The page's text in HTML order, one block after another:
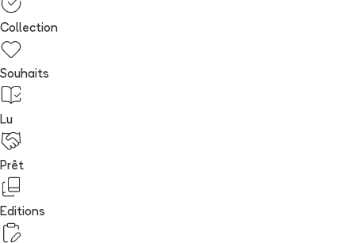
Collection
Souhaits
Lu
Prêt
Editions